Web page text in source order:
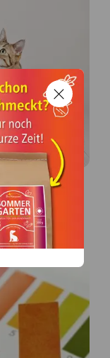
& knapp:
richtig